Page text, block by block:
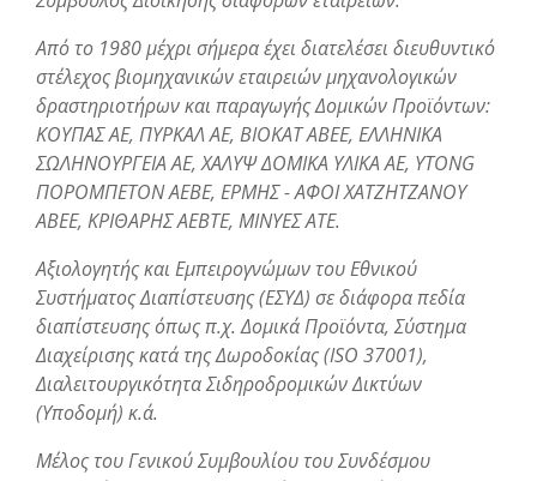
Από το 1980 μέχρι σήμερα έχει διατελέσει διευθυντικό
στέλεχος βιομηχανικών εταιρειών μηχανολογικών
δραστηριοτήρων και παραγωγής Δομικών Προϊόντων:
KOΥΠΑΣ ΑΕ, ΠΥΡΚΑΛ ΑΕ, ΒΙΟΚΑΤ ΑΒΕΕ, ΕΛΛΗΝΙΚΑ
ΣΩΛΗΝΟΥΡΓΕΙΑ ΑΕ, ΧΑΛΥΨ ΔΟΜΙΚΑ ΥΛΙΚΑ ΑΕ, YTONG
ΠΟΡΟΜΠΕΤΟΝ ΑΕΒΕ, ΕΡΜΗΣ - ΑΦΟΙ ΧΑΤΖΗΤΖΑΝΟΥ
ΑΒΕΕ, ΚΡΙΘΑΡΗΣ ΑΕΒΤΕ, ΜΙΝΥΕΣ ΑΤΕ.
Αξιολογητής και Εμπειρογνώμων του Εθνικού
Συστήματος Διαπίστευσης (ΕΣΥΔ) σε διάφορα πεδία
διαπίστευσης όπως π.χ. Δομικά Προϊόντα, Σύστημα
Διαχείρισης κατά της Δωροδοκίας (ISO 37001),
Διαλειτουργικότητα Σιδηροδρομικών Δικτύων
(Υποδομή) κ.ά.
Μέλος του Γενικού Συμβουλίου του Συνδέσμου